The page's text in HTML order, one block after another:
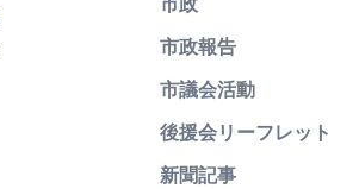
市政
市政報告
市議会活動
後援会リーフレット
新聞記事